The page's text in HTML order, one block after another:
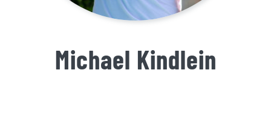
Michael Kindlein